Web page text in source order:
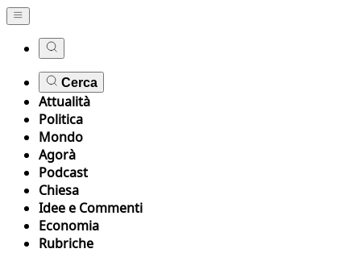
Cerca
Attualità
Politica
Mondo
Agorà
Podcast
Chiesa
Idee e Commenti
Economia
Rubriche